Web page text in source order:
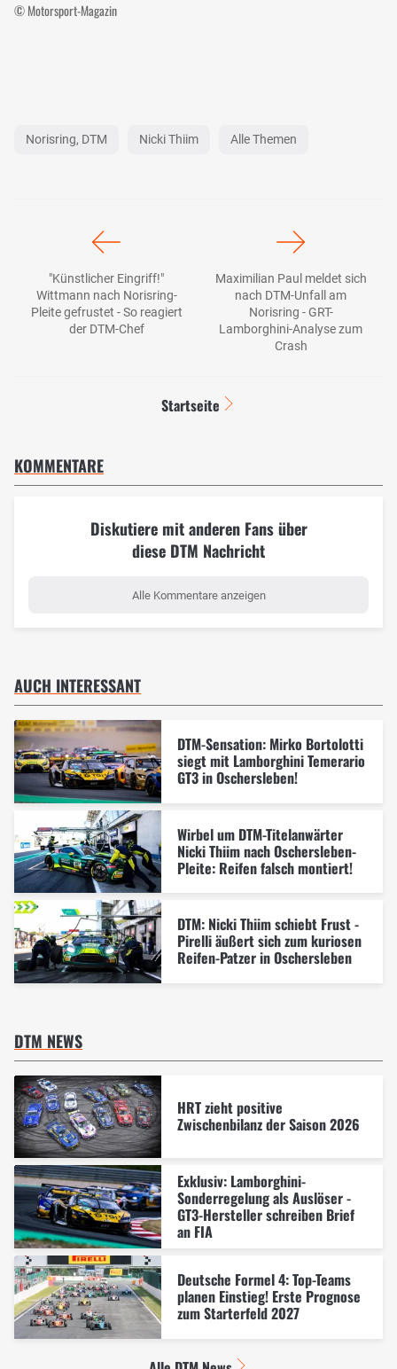
© Motorsport-Magazin
Norisring, DTM Nicki Thiim Alle Themen
"Künstlicher Eingriff!"
Wittmann nach Norisring-
Pleite gefrustet - So reagiert
der DTM-Chef
Maximilian Paul meldet sich
nach DTM-Unfall am
Norisring - GRT-
Lamborghini-Analyse zum
Crash
Startseite
KOMMENTARE
Diskutiere mit anderen Fans über
diese DTM Nachricht
Alle Kommentare anzeigen
AUCH INTERESSANT
DTM-Sensation: Mirko Bortolotti
siegt mit Lamborghini Temerario
GT3 in Oschersleben!
Wirbel um DTM-Titelanwärter
Nicki Thiim nach Oschersleben-
Pleite: Reifen falsch montiert!
DTM: Nicki Thiim schiebt Frust -
Pirelli äußert sich zum kuriosen
Reifen-Patzer in Oschersleben
DTM NEWS
HRT zieht positive
Zwischenbilanz der Saison 2026
Exklusiv: Lamborghini-
Sonderregelung als Auslöser -
GT3-Hersteller schreiben Brief
an FIA
Deutsche Formel 4: Top-Teams
planen Einstieg! Erste Prognose
zum Starterfeld 2027